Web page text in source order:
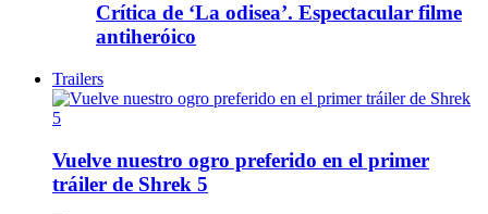
Crítica de ‘La odisea’. Espectacular filme
antiheróico
Trailers
Vuelve nuestro ogro preferido en el primer
tráiler de Shrek 5